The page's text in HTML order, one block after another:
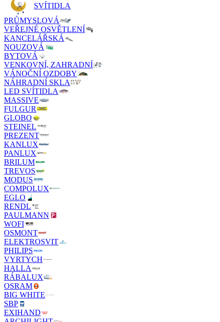
SVÍTIDLA
PRŮMYSLOVÁ
VEŘEJNÉ OSVĚTLENÍ
KANCELÁŘSKÁ
NOUZOVÁ
BYTOVÁ
VENKOVNÍ, ZAHRADNÍ
VÁNOČNÍ OZDOBY
NÁHRADNÍ SKLA
LED SVÍTIDLA
MASSIVE
FULGUR
GLOBO
STEINEL
PREZENT
KANLUX
PANLUX
BRILUM
TREVOS
MODUS
COMPOLUX
EGLO
RENDL
PAULMANN
WOFI
OSMONT
ELEKTROSVIT
PHILIPS
VYRTYCH
HALLA
RÁBALUX
OSRAM
BIG WHITE
SBP
EXIHAND